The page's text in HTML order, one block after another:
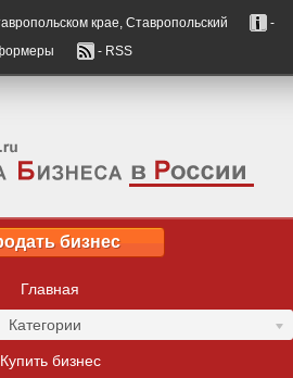
крае, Ставропольский
-
- RSS
бизнес
Главная
Категории
Купить бизнес